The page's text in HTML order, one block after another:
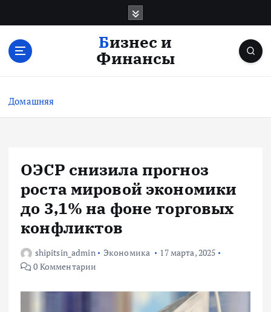
с
Бизнес и
Финансы
Домашняя
ОЭСР снизила прогноз
роста мировой экономики
до 3,1% на фоне торговых
конфликтов
shipitsin_admin Экономика
17 марта, 2025
0 Комментарии